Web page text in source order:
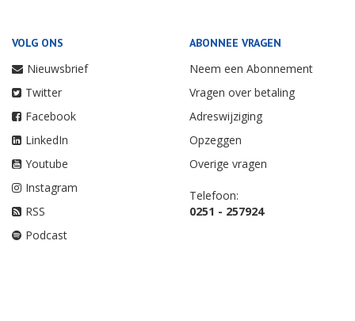
VOLG ONS
Nieuwsbrief
Twitter
Facebook
LinkedIn
Youtube
Instagram
RSS
Podcast
ABONNEE VRAGEN
Neem een Abonnement
Vragen over betaling
Adreswijziging
Opzeggen
Overige vragen
Telefoon:
0251 - 257924